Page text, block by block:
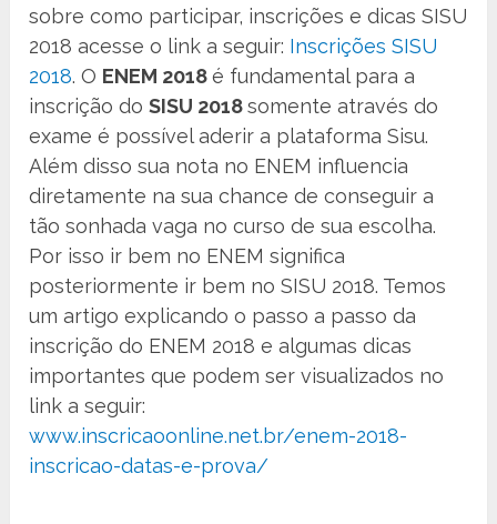
sobre como participar, inscrições e dicas SISU
2018 acesse o link a seguir: Inscrições SISU
2018. O ENEM 2018é fundamental para a
inscrição doSISU 2018somente através do
exame é possível aderir a plataforma Sisu.
Além disso sua nota no ENEM influencia
diretamente na sua chance de conseguir a
tão sonhada vaga no curso de sua escolha.
Por isso ir bem no ENEM significa
posteriormente ir bem no SISU 2018. Temos
um artigo explicando o passo a passo da
inscrição do ENEM 2018 e algumas dicas
importantes que podem ser visualizados no
link a seguir:
www.inscricaoonline.net.br/enem-2018-
inscricao-datas-e-prova/